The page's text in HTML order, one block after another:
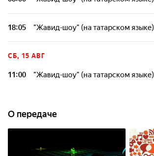
18:05 "Жавид-шоу" (на татарском языке)
СБ, 15 АВГ
11:00 "Жавид-шоу" (на татарском языке)
О передаче